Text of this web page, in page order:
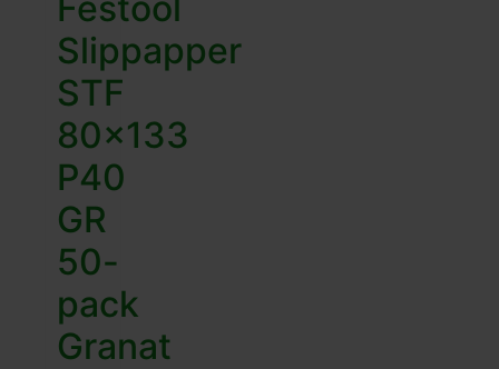
Slippapper
STF
80×133
P40
GR
50-
pack
Granat